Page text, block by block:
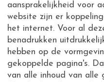
aansprakelijkheid voor
website zijn er
het internet. Voor al
benadrukken
hebben op de
gekoppelde pagina's.
van alle inhoud van alle